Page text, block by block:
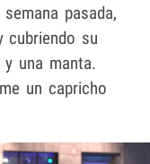
pasada,
cubriendo su
una manta.
un capricho